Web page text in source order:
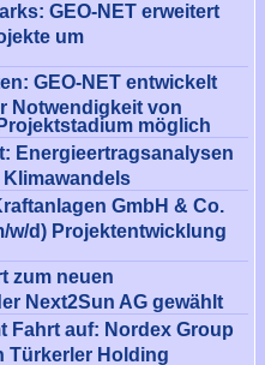
GEO-NET erweitert
um
GEO-NET entwickelt
Notwendigkeit von
möglich
Energieertragsanalysen
GmbH & Co.
w/d) Projektentwicklung
zum neuen
Next2Sun AG gewählt
Fahrt auf: Nordex Group
Türkerler Holding